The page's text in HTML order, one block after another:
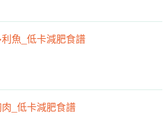
魚_低卡減肥食譜
_低卡減肥食譜